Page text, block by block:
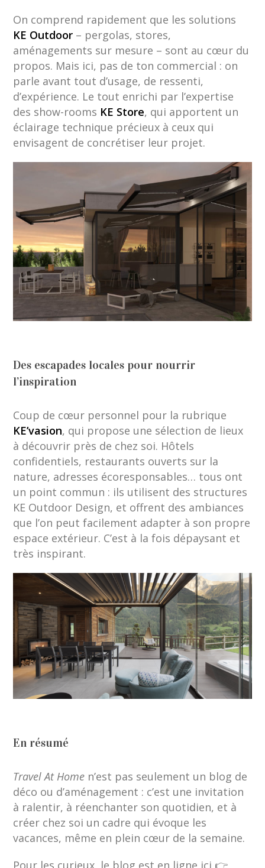
On comprend rapidement que les solutions
KE Outdoor – pergolas, stores,
aménagements sur mesure – sont au cœur du
propos. Mais ici, pas de ton commercial : on
parle avant tout d’usage, de ressenti,
d’expérience. Le tout enrichi par l’expertise
des show-rooms KE Store, qui apportent un
éclairage technique précieux à ceux qui
envisagent de concrétiser leur projet.
Des escapades locales pour nourrir
l’inspiration
Coup de cœur personnel pour la rubrique
KE’vasion, qui propose une sélection de lieux
à découvrir près de chez soi. Hôtels
confidentiels, restaurants ouverts sur la
nature, adresses écoresponsables… tous ont
un point commun : ils utilisent des structures
KE Outdoor Design, et offrent des ambiances
que l’on peut facilement adapter à son propre
espace extérieur. C’est à la fois dépaysant et
très inspirant.
En résumé
Travel At Home n’est pas seulement un blog de
déco ou d’aménagement : c’est une invitation
à ralentir, à réenchanter son quotidien, et à
créer chez soi un cadre qui évoque les
vacances, même en plein cœur de la semaine.